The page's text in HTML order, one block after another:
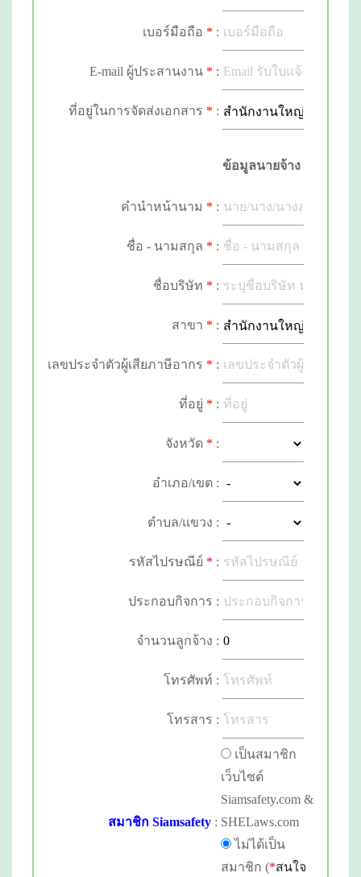
เบอร์มือถือ * :
E-mail ผู้ประสานงาน * :
ที่อยู่ในการจัดส่งเอกสาร * :
ข้อมูลนายจ้าง
คำนำหน้านาม * :
ชื่อ - นามสกุล * :
E-mail * :
ชื่อบริษัท * :
สาขา * :
เลขประจำตัวผู้เสียภาษีอากร * :
ที่อยู่ * :
จังหวัด * :
อำเภอ/เขต :
ตำบล/แขวง :
รหัสไปรษณีย์ * :
ประกอบกิจการ :
จำนวนลูกจ้าง :
โทรศัพท์ :
โทรสาร :
สมาชิก Siamsafety :
เป็นสมาชิก
เว็บไซต์
Siamsafety.com &
SHELaws.com
ไม่ได้เป็น
สมาชิก (*สนใจ